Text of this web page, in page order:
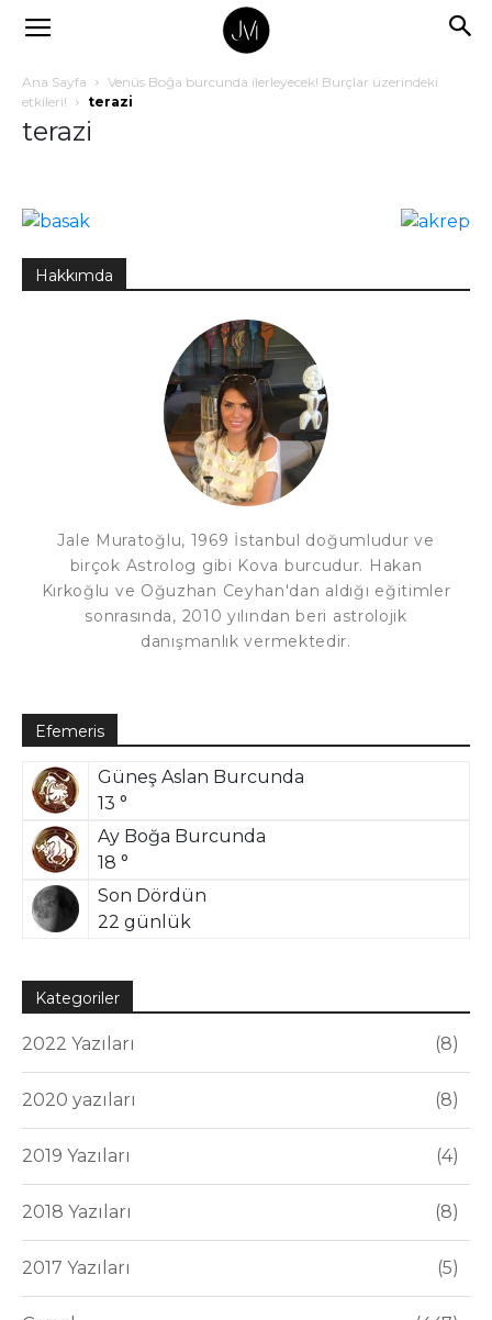
Ana Sayfa
Venüs Boğa burcunda ilerleyecek! Burçlar üzerindeki
etkileri!
terazi
terazi
Hakkımda
Jale Muratoğlu, 1969 İstanbul doğumludur ve
birçok Astrolog gibi Kova burcudur. Hakan
Kırkoğlu ve Oğuzhan Ceyhan'dan aldığı eğitimler
sonrasında, 2010 yılından beri astrolojik
danışmanlık vermektedir.
Efemeris
Güneş Aslan Burcunda
13 °
Ay Boğa Burcunda
18 °
Son Dördün
22 günlük
Kategoriler
2022 Yazıları 8
2020 yazıları 8
2019 Yazıları 4
2018 Yazıları 8
2017 Yazıları 5